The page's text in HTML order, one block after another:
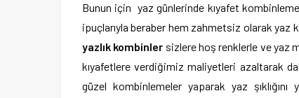
Bunun için yaz günlerinde kıyafet
ipuçlarıyla beraber hem zahmetsiz olarak
yazlık kombinler sizlere hoş renklerle ve yaz
kıyafetlere verdiğimiz maliyetleri azaltarak
güzel kombinlemeler yaparak yaz şıklığını